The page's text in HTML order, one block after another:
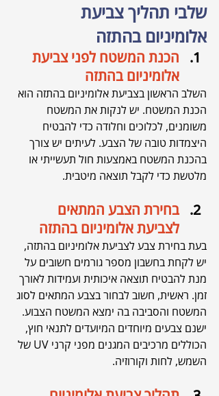
שלבי תהליך צביעת
אלומיניום בהתזה
הכנת המשטח לפני צביעת
אלומיניום בהתזה
השלב הראשון בצביעת אלומיניום בהתזה הוא
הכנת המשטח. יש לנקות את המשטח
משומנים, לכלוכים וחלודה כדי להבטיח
היצמדות טובה של הצבע. לעיתים יש צורך
בהכנת המשטח באמצעות חול תעשייתי או
מלטשת כדי לקבל תוצאה מיטבית.
בחירת הצבע המתאים
לצביעת אלומיניום בהתזה
בעת בחירת צבע לצביעת אלומיניום בהתזה,
יש לקחת בחשבון מספר גורמים חשובים על
מנת להבטיח תוצאה איכותית ועמידות לאורך
זמן. ראשית, חשוב לבחור בצבע המתאים לסוג
המשטח והסביבה בה ימצא המשטח הצבוע.
ישנם צבעים מיוחדים המיועדים לתנאי חוץ,
הכוללים מרכיבים המגנים מפני קרני UV של
השמש, לחות וקורוזיה.